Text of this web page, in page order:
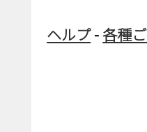
ヘルプ-各種